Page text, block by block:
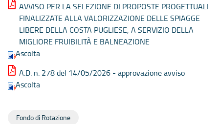
AVVISO PER LA SELEZIONE DI PROPOSTE PROGETTUALI
FINALIZZATE ALLA VALORIZZAZIONE DELLE SPIAGGE
LIBERE DELLA COSTA PUGLIESE, A SERVIZIO DELLA
MIGLIORE FRUIBILITÀ E BALNEAZIONE
Ascolta
A.D. n. 278 del 14/05/2026 - approvazione avviso
Ascolta
Fondo di Rotazione